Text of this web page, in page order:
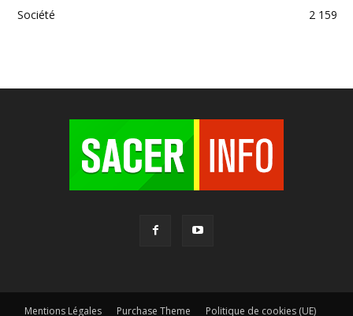
Société
2 159
Mentions Légales Purchase Theme Politique de cookies (UE)